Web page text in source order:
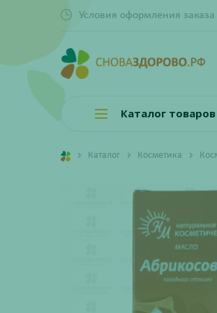
Условия оформления заказа
Каталог товаров
Каталог Косметика